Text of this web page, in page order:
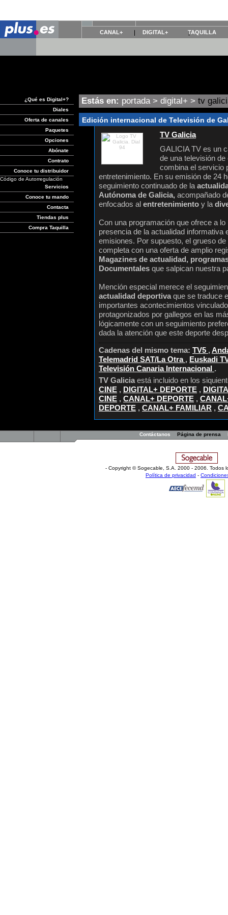
CANAL+ DIGITAL+ TAQUILLA
¿Qué es Digital+?
Diales
Oferta de canales
Paquetes
Opciones
Abónate
Contrato
Conoce tu distribuidor
Código de Autorregulación
Servicios
Conoce tu mando
Contacta
Tiendas plus
Compra Taquilla
Estás en: portada> digital+ > tv
Edición internacional de Televisión de
TV Galicia
GALICIA TV es un
de una televisión
combina el servicio
entretenimiento. En su emisión de 24
seguimiento continuado de la
Autónoma de Galicia, acompañado
enfocados al entretenimiento y la
Con una programación que ofrece a
presencia de la actualidad informativa
emisiones. Por supuesto, el grueso
completa con una oferta de amplio
Magazines de actualidad,
Documentales que salpican nuestra
Mención especial merece el
actualidad deportiva que se traduce
importantes acontecimientos
protagonizados por gallegos en las
lógicamente con un seguimiento
dada la atención que este deporte
Cadenas del mismo tema: TV5 ,
Telemadrid SAT/La Otra , Euskadi
Televisión Canaria Internacional .
TV Galicia está incluido en los
CINE , DIGITAL+ DEPORTE ,
CINE , CANAL+ DEPORTE ,
DEPORTE , CANAL+ FAMILIAR ,
Contáctanos Página de prensa
- Copyright © Sogecable, S.A
2000 - 2006. Todos
Política de privacidad -